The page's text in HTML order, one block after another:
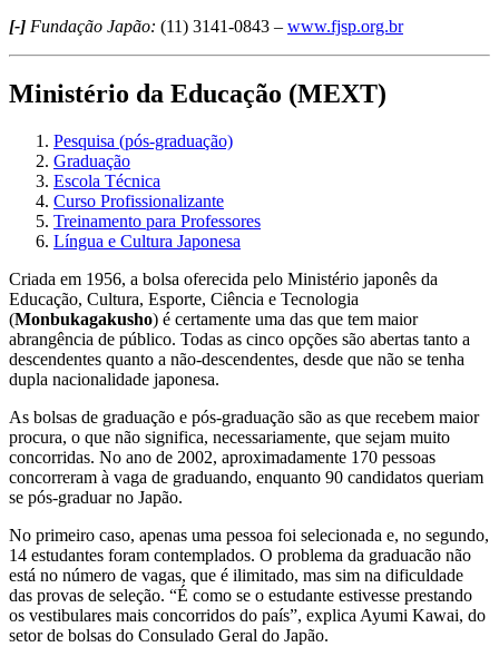
[-] Fundação Japão: (11) 3141-0843 – www.fjsp.org.br
Ministério da Educação (MEXT)
Pesquisa (pós-graduação)
Graduação
Escola Técnica
Curso Profissionalizante
Treinamento para Professores
Língua e Cultura Japonesa
Criada em 1956, a bolsa oferecida pelo Ministério japonês da
Educação, Cultura, Esporte, Ciência e Tecnologia
(Monbukagakusho) é certamente uma das que tem maior
abrangência de público. Todas as cinco opções são abertas tanto a
descendentes quanto a não-descendentes, desde que não se tenha
dupla nacionalidade japonesa.
As bolsas de graduação e pós-graduação são as que recebem maior
procura, o que não significa, necessariamente, que sejam muito
concorridas. No ano de 2002, aproximadamente 170 pessoas
concorreram à vaga de graduando, enquanto 90 candidatos queriam
se pós-graduar no Japão.
No primeiro caso, apenas uma pessoa foi selecionada e, no segundo,
14 estudantes foram contemplados. O problema da graduacão não
está no número de vagas, que é ilimitado, mas sim na dificuldade
das provas de seleção. “É como se o estudante estivesse prestando
os vestibulares mais concorridos do país”, explica Ayumi Kawai, do
setor de bolsas do Consulado Geral do Japão.